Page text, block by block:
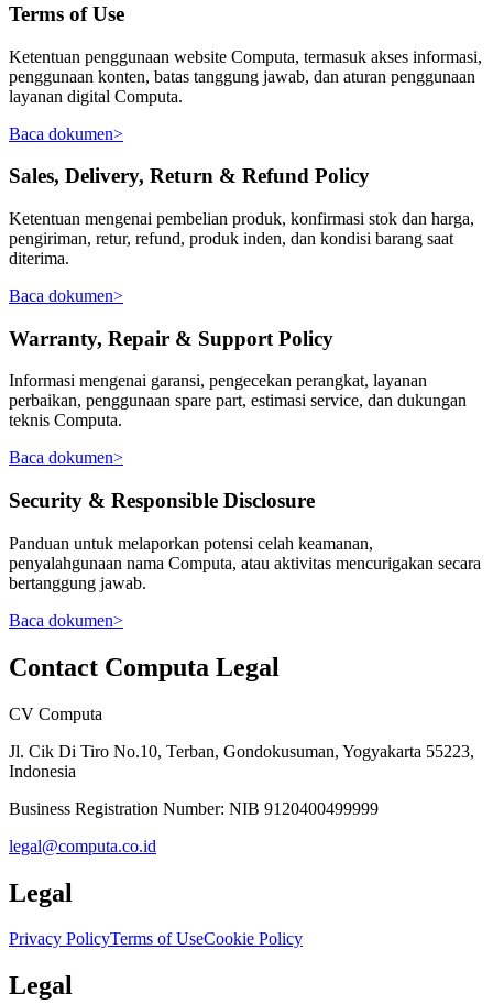
Terms of Use
Ketentuan penggunaan website Computa, termasuk akses informasi,
penggunaan konten, batas tanggung jawab, dan aturan penggunaan
layanan digital Computa.
Baca dokumen>
Sales, Delivery, Return & Refund Policy
Ketentuan mengenai pembelian produk, konfirmasi stok dan harga,
pengiriman, retur, refund, produk inden, dan kondisi barang saat
diterima.
Baca dokumen>
Warranty, Repair & Support Policy
Informasi mengenai garansi, pengecekan perangkat, layanan
perbaikan, penggunaan spare part, estimasi service, dan dukungan
teknis Computa.
Baca dokumen>
Security & Responsible Disclosure
Panduan untuk melaporkan potensi celah keamanan,
penyalahgunaan nama Computa, atau aktivitas mencurigakan secara
bertanggung jawab.
Baca dokumen>
Contact Computa Legal
CV Computa
Jl. Cik Di Tiro No.10, Terban, Gondokusuman, Yogyakarta 55223,
Indonesia
Business Registration Number: NIB 9120400499999
legal@computa.co.id
Legal
Privacy PolicyTerms of UseCookie Policy
Legal